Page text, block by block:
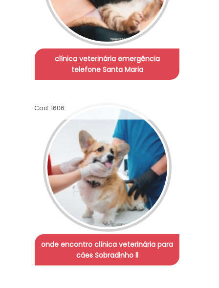
clínica veterinária emergência
telefone Santa Maria
Cod.:1606
onde encontro clínica veterinária para
cães Sobradinho ll